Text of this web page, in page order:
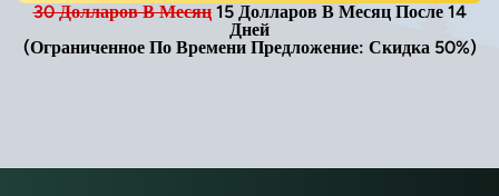
30 Долларов В Месяц15 Долларов В Месяц После 14
Дней
(Ограниченное По Времени Предложение: Скидка 50%)